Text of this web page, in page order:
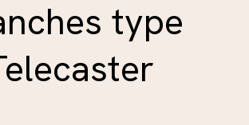
type